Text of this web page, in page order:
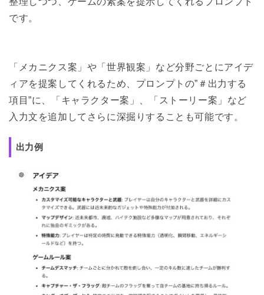
です。
「メカニクス案」や「世界観案」など分野ごとにアイデ
ィアを提案してくれるため、プロンプトの”＃出力する
項目”に、「キャラクター案」、「ストーリー案」など
入力文を追加してさらに深掘りすることも可能です。
出力例